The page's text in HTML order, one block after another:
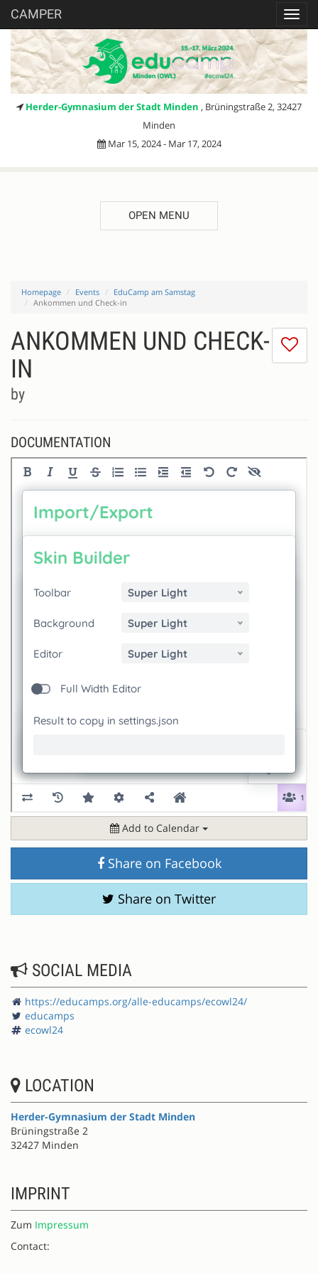
CAMPER
Herder-Gymnasium der Stadt Minden , Brüningstraße 2, 32427
Minden
Mar 15, 2024 - Mar 17, 2024
OPEN MENU
Homepage Events
EduCamp am Samstag
Ankommen und Check-in
I
ANKOMMEN UND CHECK-
IN
by
DOCUMENTATION
Add to Calendar
Share on Facebook
Share on Twitter
SOCIAL MEDIA
https://educamps.org/alle-educamps/ecowl24/
educamps
ecowl24
LOCATION
Herder-Gymnasium der Stadt Minden
Brüningstraße 2
32427 Minden
IMPRINT
Zum Impressum
Contact: